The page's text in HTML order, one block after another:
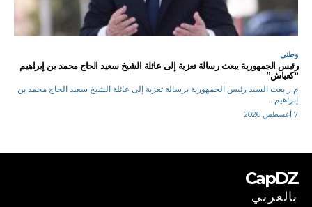
وطني
رئيس الجمهورية يبعث رسالة تعزية إلى عائلة الشيخ سعيد الحاج محمد بن إبراهيم
“كعباش”
م.ر بعث السيد رئيس الجمهورية برسالة تعزية إلى عائلة الشيخ سعيد الحاج محمد بن
إبراهيم...
7 أغسطس 2026
CapDZ
بالعربي